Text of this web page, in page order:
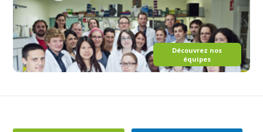
Découvrez nos
équipes